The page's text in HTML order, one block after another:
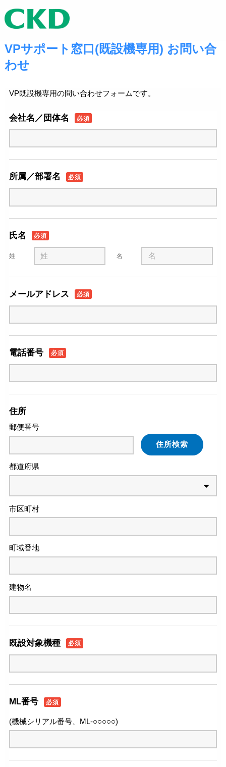
VPサポート窓口(既設機専用) お問い合
わせ
VP既設機専用の問い合わせフォームです。
会社名／団体名 必須
所属／部署名 必須
氏名 必須
姓 名
メールアドレス 必須
電話番号 必須
住所
郵便番号
住所検索
都道府県
市区町村
町域番地
建物名
既設対象機種 必須
ML番号 必須
(機械シリアル番号、ML-○○○○○)